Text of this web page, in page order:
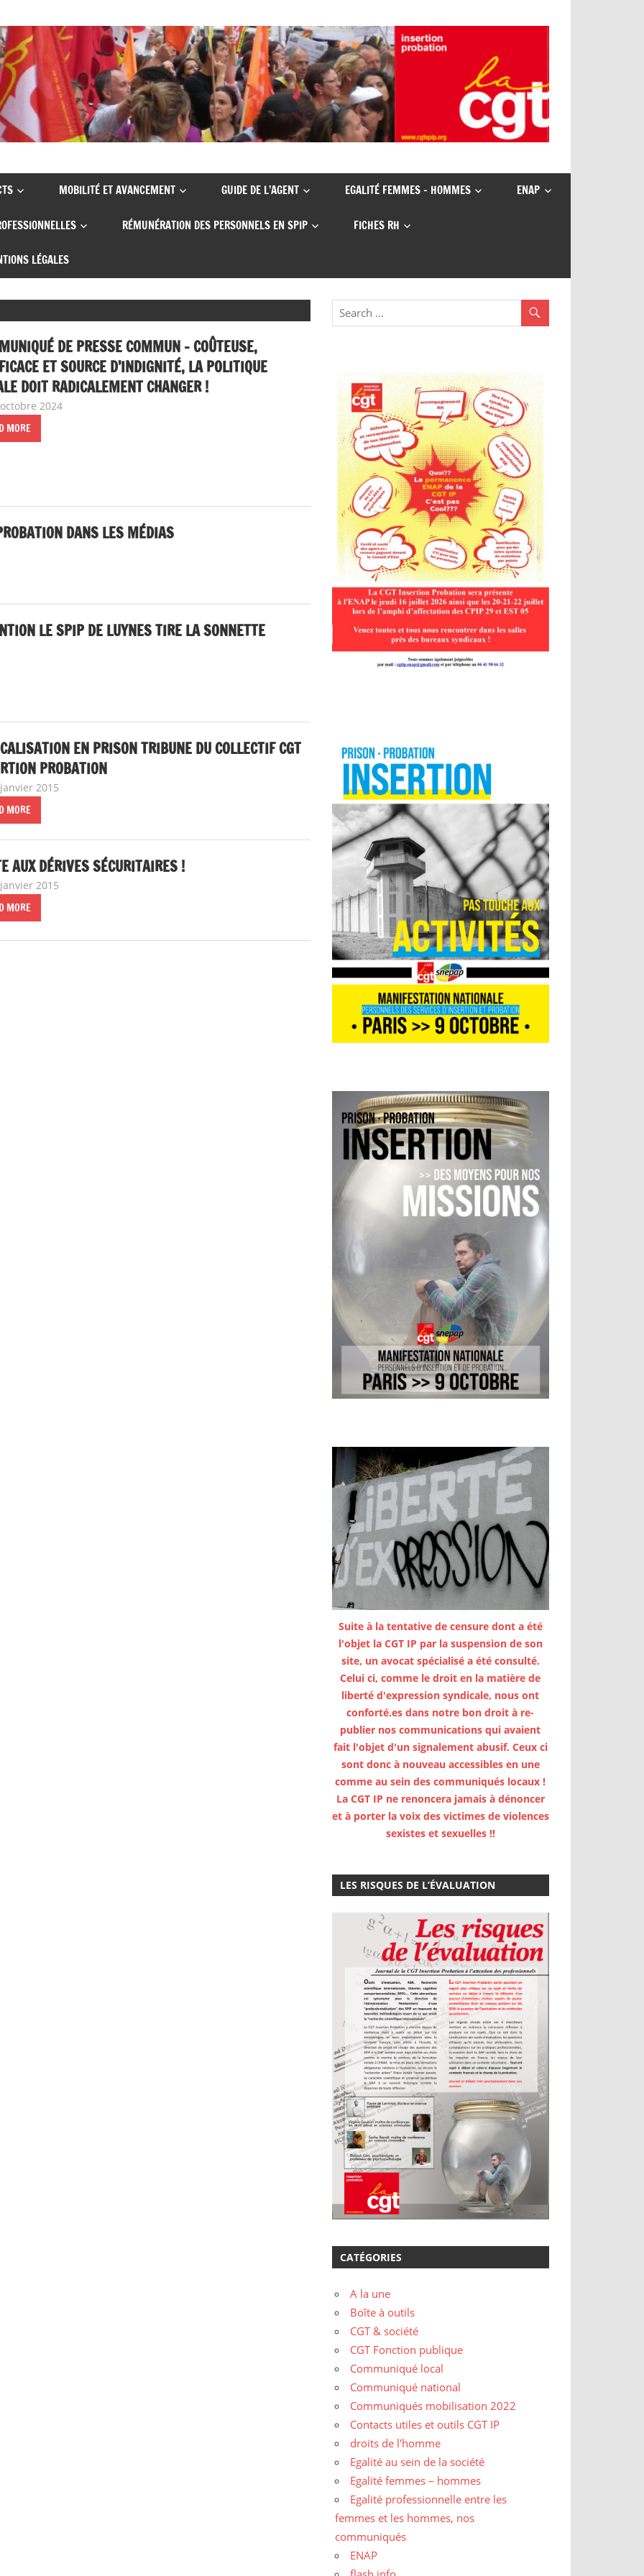
MOBILITÉ ET AVANCEMENT GUIDE DE L’AGENT EGALITÉ FEMMES – HOMMES ENAP
RÉMUNÉRATION DES PERSONNELS EN SPIP FICHES RH
LÉGALES
DE PRESSE COMMUN – COÛTEUSE,
ET SOURCE D’INDIGNITÉ, LA POLITIQUE
DOIT RADICALEMENT CHANGER !
2024
MORE
DANS LES MÉDIAS
LE SPIP DE LUYNES TIRE LA SONNETTE
EN PRISON TRIBUNE DU COLLECTIF CGT
PROBATION
2015
MORE
AUX DÉRIVES SÉCURITAIRES !
2015
MORE
Suite à la tentative de censure dont a été
l'objet la CGT IP par la suspension de son
site, un avocat spécialisé a été consulté.
Celui ci, comme le droit en la matière de
liberté d'expression syndicale, nous ont
conforté.es dans notre bon droit à re-
publier nos communications qui avaient
fait l'objet d'un signalement abusif. Ceux ci
sont donc à nouveau accessibles en une
comme au sein des communiqués locaux !
La CGT IP ne renoncera jamais à dénoncer
et à porter la voix des victimes de violences
sexistes et sexuelles !!
LES RISQUES DE L’ÉVALUATION
CATÉGORIES
A la une
Boîte à outils
CGT & société
CGT Fonction publique
Communiqué local
Communiqué national
Communiqués mobilisation 2022
Contacts utiles et outils CGT IP
droits de l'homme
Egalité au sein de la société
Egalité femmes – hommes
Egalité professionnelle entre les
femmes et les hommes, nos
communiqués
ENAP